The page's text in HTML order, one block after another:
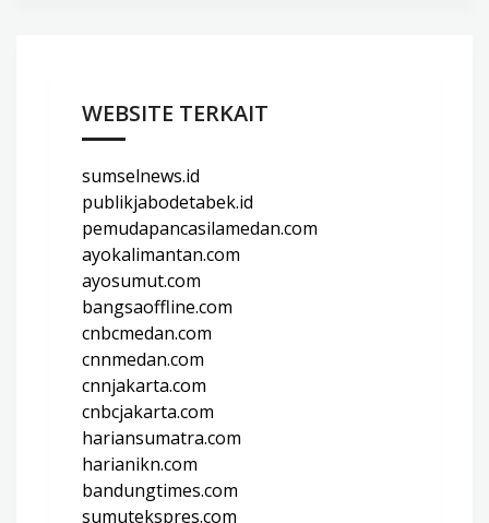
WEBSITE TERKAIT
sumselnews.id
publikjabodetabek.id
pemudapancasilamedan.com
ayokalimantan.com
ayosumut.com
bangsaoffline.com
cnbcmedan.com
cnnmedan.com
cnnjakarta.com
cnbcjakarta.com
hariansumatra.com
harianikn.com
bandungtimes.com
sumutekspres.com